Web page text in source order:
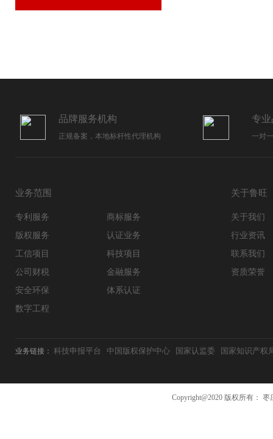
品牌服务机构
正规备案，本地标杆性代理机构
专
一对
业务范围 关于鲁旺
专利服务
商标服务
版权服务
认证业务
工信项目
科技项目
公司财税
金融服务
安全环保
体系认证
数字工程
关于我们
行业资讯
联系我们
资质荣誉
业务链接： 科技申报平台 中国版权保护中心 国家认监委 国家知识产权
Copyright@2020 版权所有